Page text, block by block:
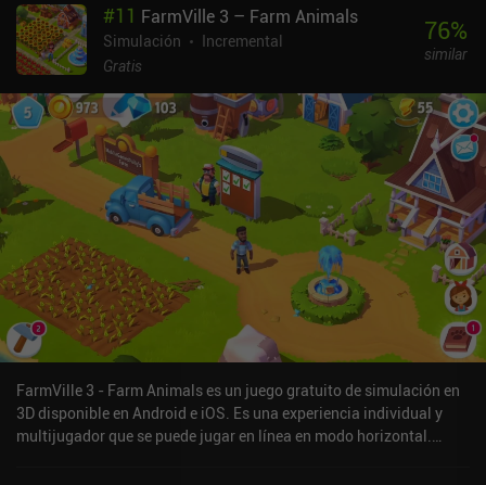
#11 FarmVille 3 – Farm Animals
Simulación
Incremental
Gratis
76%
similar
FarmVille 3 - Farm Animals es un juego gratuito de simulación en
3D disponible en Android e iOS. Es una experiencia individual y
multijugador que se puede jugar en línea en modo horizontal.